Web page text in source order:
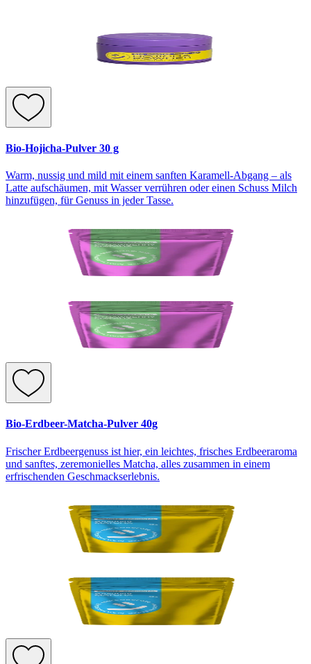
Bio-Hojicha-Pulver 30 g
Warm, nussig und mild mit einem sanften Karamell-Abgang – als
Latte aufschäumen, mit Wasser verrühren oder einen Schuss Milch
hinzufügen, für Genuss in jeder Tasse.
Bio-Erdbeer-Matcha-Pulver 40g
Frischer Erdbeergenuss ist hier, ein leichtes, frisches Erdbeeraroma
und sanftes, zeremonielles Matcha, alles zusammen in einem
erfrischenden Geschmackserlebnis.